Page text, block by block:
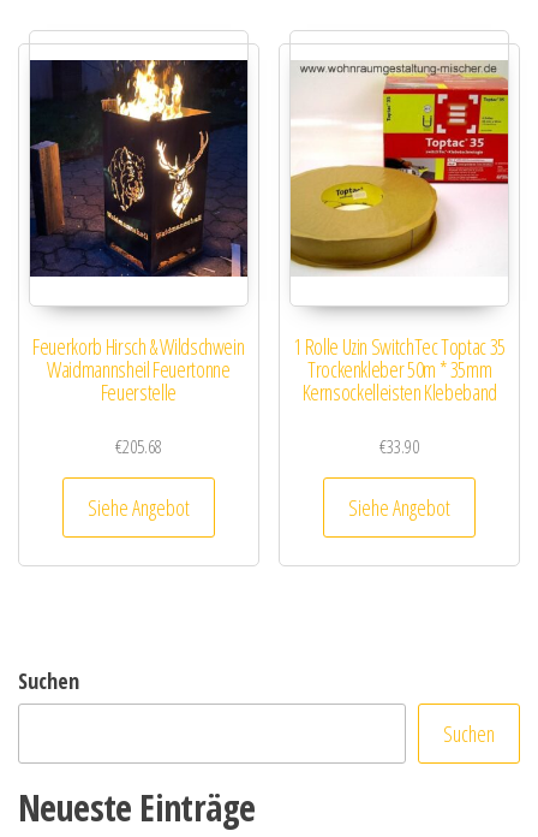
Feuerkorb Hirsch & Wildschwein
Waidmannsheil Feuertonne
Feuerstelle
€205.68
Siehe Angebot
1 Rolle Uzin SwitchTec Toptac 35
Trockenkleber 50m * 35mm
Kernsockelleisten Klebeband
€33.90
Siehe Angebot
Suchen
Suchen
Neueste Einträge